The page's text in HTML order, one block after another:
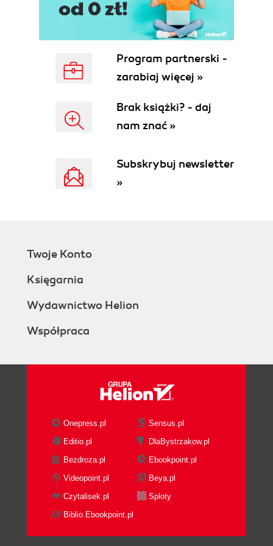
Program partnerski -
zarabiaj więcej »
Brak książki? - daj
nam znać »
Subskrybuj newsletter
»
Twoje Konto
Księgarnia
Wydawnictwo Helion
Współpraca
Onepress.pl
Sensus.pl
Editio.pl
DlaBystrzakow.pl
Bezdroza.pl
Ebookpoint.pl
Videopoint.pl
Beya.pl
Czytalisek.pl
Sploty
Biblio.Ebookpoint.pl